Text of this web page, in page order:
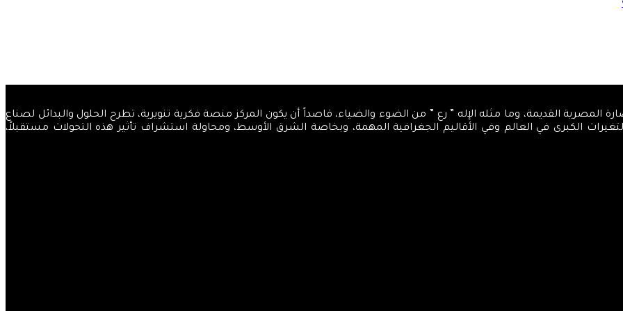
كمركز تنويري، اسمه من الحضارة المصرية القديمة، وما مثله الإله ” رع ” من الضوء والضياء، قاصداً أن يكون المركز منصة فكرية تنويرية، تطرح الحلول والبدائل لصناع
الكبرى في العالم وفي الأقاليم الجغرافية المهمة، وبخاصة الشرق الأوسط، ومحاولة استشراف تأثير هذه التحولات مستقبلاً،